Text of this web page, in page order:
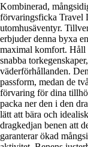
Kombinerad,
förvaringsficka
utomhusäventyr.
erbjuder denna byxa
maximal komfort. Håll
snabba
väderförhållanden.
passform, medan de
förvaring för dina
packa ner den i den
lätt att bära och
dragkedjan benen att
garanterar ökad